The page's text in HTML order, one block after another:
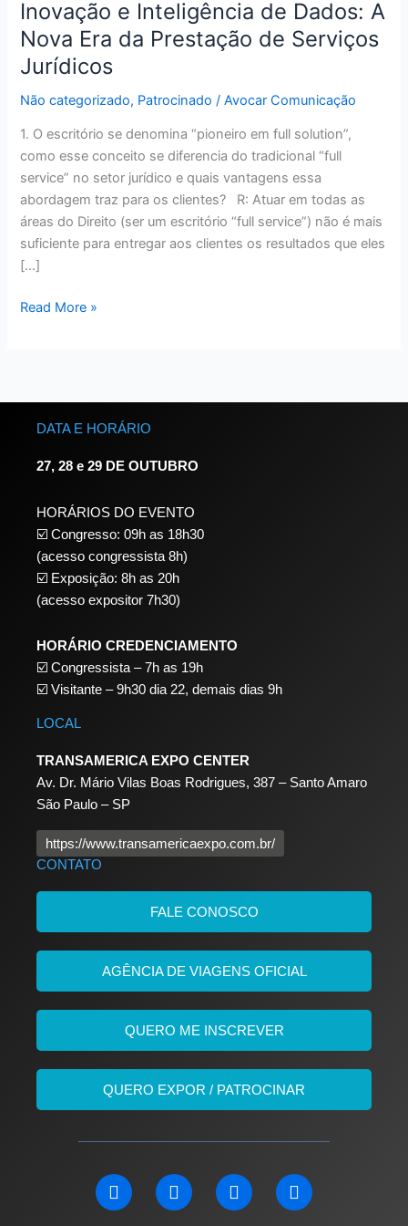
Inovação e Inteligência de Dados: A
Nova Era da Prestação de Serviços
Jurídicos
Não categorizado, Patrocinado /Avocar Comunicação
1. O escritório se denomina “pioneiro em full solution”,
como esse conceito se diferencia do tradicional “full
service” no setor jurídico e quais vantagens essa
abordagem traz para os clientes? R: Atuar em todas as
áreas do Direito (ser um escritório “full service”) não é mais
suficiente para entregar aos clientes os resultados que eles
[…]
Inteligência
de
Dados:
A
Nova
da
Prestação
de
Serviços
Jurídicos
Read More »
DATA E HORÁRIO
27, 28 e 29 DE OUTUBRO
HORÁRIOS DO EVENTO
☑️ Congresso: 09h as 18h30
(acesso congressista 8h)
☑️ Exposição: 8h as 20h
(acesso expositor 7h30)
HORÁRIO CREDENCIAMENTO
☑️ Congressista – 7h as 19h
☑️ Visitante – 9h30 dia 22, demais dias 9h
LOCAL
TRANSAMERICA EXPO CENTER
Av. Dr. Mário Vilas Boas Rodrigues, 387 – Santo Amaro
São Paulo – SP
https://www.transamericaexpo.com.br/
CONTATO
FALE CONOSCO
AGÊNCIA DE VIAGENS OFICIAL
QUERO ME INSCREVER
QUERO EXPOR / PATROCINAR
L
i
F
a
I
n
Y
o